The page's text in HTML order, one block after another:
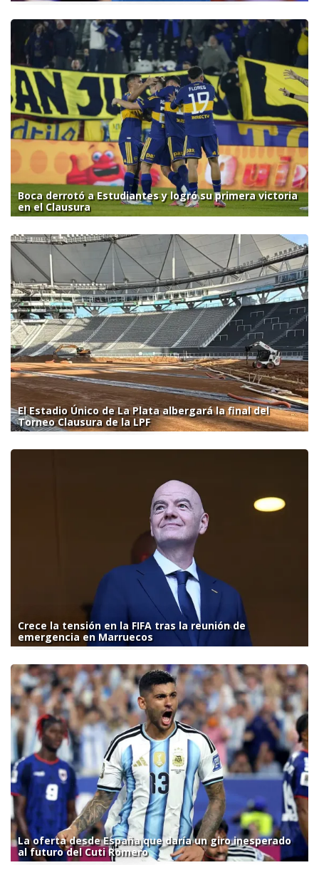
Boca derrotó a Estudiantes y logró su primera victoria
en el Clausura
El Estadio Único de La Plata albergará la final del
Torneo Clausura de la LPF
Crece la tensión en la FIFA tras la reunión de
emergencia en Marruecos
La oferta desde España que daría un giro inesperado
al futuro del Cuti Romero